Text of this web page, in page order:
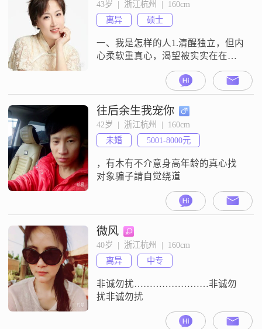
43岁  |  浙江杭州  |  160cm
离异
硕士
一、我是怎样的人1.清醒独立，但内
心柔软重真心，渴望被实实在在偏
爱。2.上进自律，喜欢冲锋搞事业，
也能兼顾老人孩子，还能坚持自我
提升。3.直白坦率，爱恨分明，说话
不喜欢拐弯抹角，情绪真实。4.心思
细腻共情力强，能理解另一半独自
扛事的疲惫。二、适合我的伴侣类
型1.行动大于情话，杜绝画饼2.愿意
双向倾诉，吵架不会冷暴力。3
往后余生我宠你
42岁  |  浙江杭州  |  160cm
未婚
5001-8000元
，有木有不介意身高年龄的真心找
对象骗子請自觉绕道
微风
40岁  |  浙江杭州  |  160cm
离异
中专
非诚勿扰……………………非诚勿
扰非诚勿扰